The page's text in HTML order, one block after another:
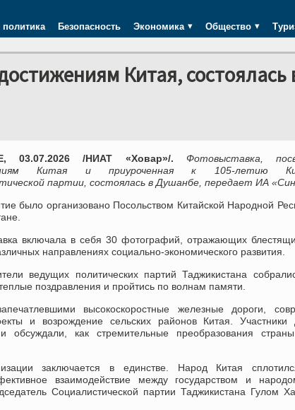
Безопасность Экономика Общество
Китая, состоялась
03.07.2026 /НИАТ «Ховар»/.
Фотовыставка,
Китая и приуроченная к 105-летию
партии, состоялась в Душанбе, передает ИА «
было организовано Посольством Китайской Народной
включала в себя 30 фотографий, отражающих
направлениях социально-экономического развития.
ведущих политических партий Таджикистана
поздравления и пройтись по волнам памяти.
ми высокоскоростные железные дороги,
и возрождение сельских районов Китая.Участники
обсуждали, как стремительные преобразования
заключается в единстве. Народ Китая
взаимодействие между государством и
Социалистической партии Таджикистана Гулом